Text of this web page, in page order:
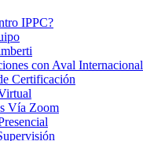
IPPC?
con Aval Internacional
Certificación
Vía Zoom